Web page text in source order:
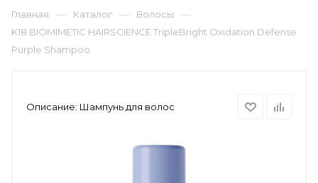
Главная — Каталог — Волосы —
K18 BIOMIMETIC HAIRSCIENCE TripleBright Oxidation Defense
Purple Shampoo
Описание: Шампунь для волос